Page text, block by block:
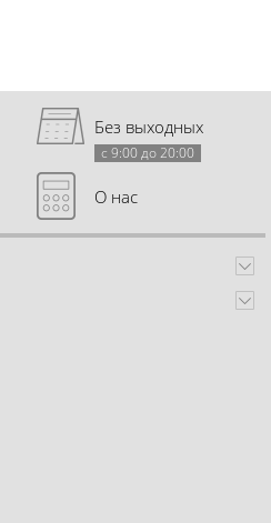
Без выходных
с 9:00 до 20:00
О нас